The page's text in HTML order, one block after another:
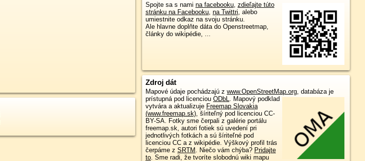
Spojte sa s nami na facebooku, zdieľajte túto
stránku na Facebooku, na Twittri, alebo
umiestnite odkaz na svoju stránku.
Ale hlavne doplňte dáta do Openstreetmap,
články do wikipédie, ...
Zdroj dát
Mapové údaje pochádzajú z www.OpenStreetMap.org, databáza je
prístupná pod licenciou ODbL. Mapový podklad
vytvára a aktualizuje Freemap Slovakia
(www.freemap.sk), šíriteľný pod licenciou CC-
BY-SA. Fotky sme čerpali z galérie portálu
freemap.sk, autori fotiek sú uvedení pri
jednotlivých fotkách a sú šíriteľné pod
licenciou CC a z wikipédie. Výškový profil trás
čerpáme z SRTM . Niečo vám chýba? Pridajte
to. Sme radi, že tvoríte slobodnú wiki mapu